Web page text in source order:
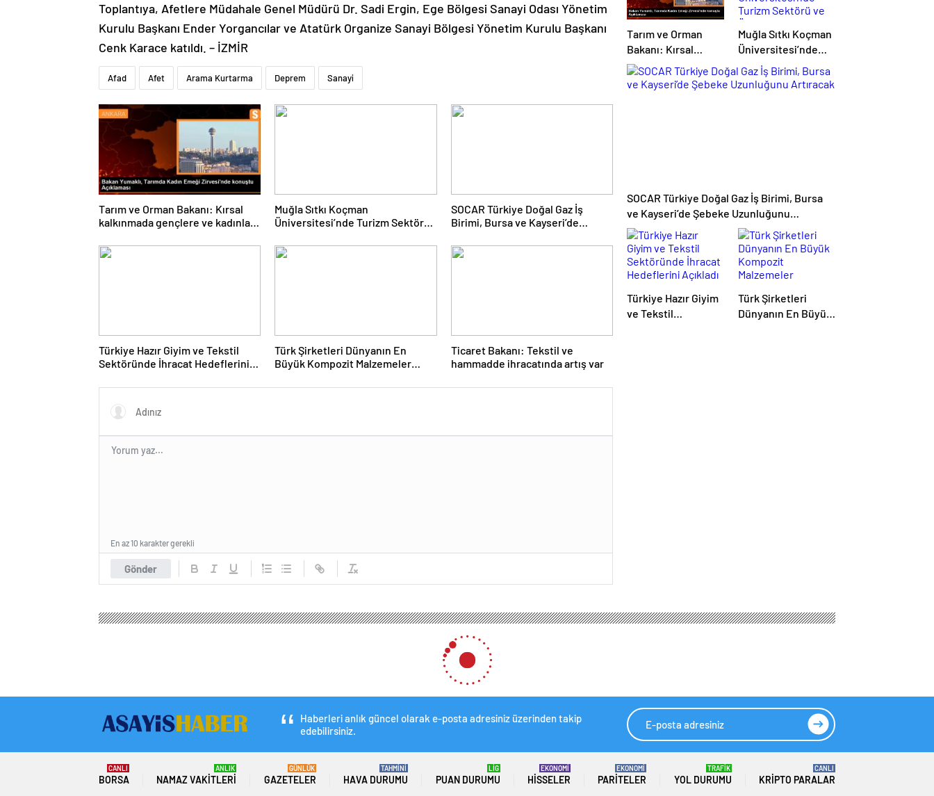
Toplantıya, Afetlere Müdahale Genel Müdürü Dr. Sadi Ergin, Ege Bölgesi Sanayi Odası Yönetim
Kurulu Başkanı Ender Yorgancılar ve Atatürk Organize Sanayi Bölgesi Yönetim Kurulu Başkanı
Cenk Karace katıldı. – İZMİR
Afad Afet Arama Kurtarma Deprem Sanayi
Tarım ve Orman Bakanı: Kırsal
kalkınmada gençlere ve kadınlara
Muğla Sıtkı Koçman
Üniversitesi’nde Turizm Sektörü
SOCAR Türkiye Doğal Gaz İş
Birimi, Bursa ve Kayseri’de
Türkiye Hazır Giyim ve Tekstil
Sektöründe İhracat Hedeflerini
Türk Şirketleri Dünyanın En
Büyük Kompozit Malzemeler
Ticaret Bakanı: Tekstil ve
hammadde ihracatında artış var
Gönder
En az 10 karakter gerekli
Tarım ve Orman
Bakanı: Kırsal
kalkınmada
gençlere ve
Muğla Sıtkı Koçman
Üniversitesi’nde
Turizm Sektörü ve
Öğrenciler Buluştu
SOCAR Türkiye Doğal Gaz İş Birimi, Bursa
ve Kayseri’de Şebeke Uzunluğunu
Artıracak
Türkiye Hazır Giyim
ve Tekstil
Türk Şirketleri
Dünyanın En Büyük
Haberleri anlık güncel olarak e-posta adresiniz üzerinden takip
edebilirsiniz.
BORSA
CANLI
NAMAZ VAKITLERI
ANLIK
GAZETELER
GÜNLÜK
HAVA DURUMU
TAHMİNİ
PUAN DURUMU
LİG
HISSELER
EKONOMİ
PARITELER
EKONOMİ
YOL DURUMU
TRAFİK
KRIPTO PARALAR
CANLI